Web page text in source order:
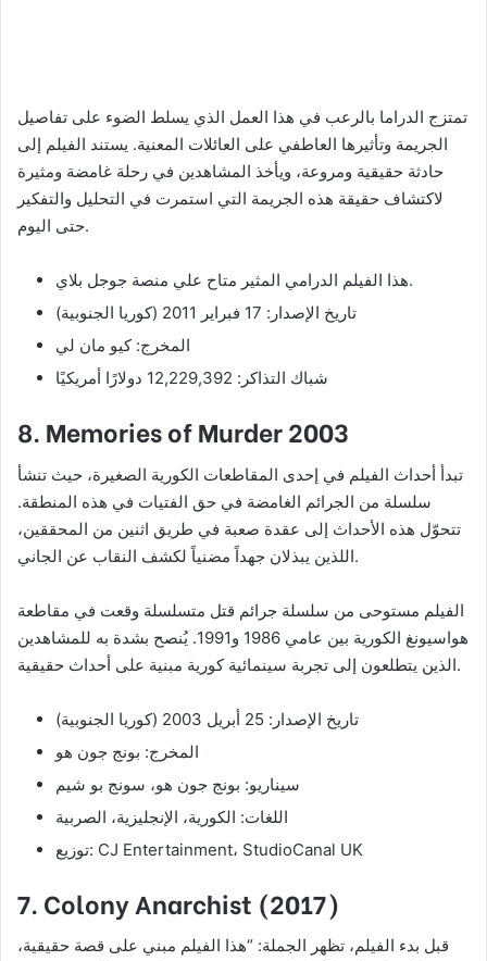
تمتزج الدراما بالرعب في هذا العمل الذي يسلط الضوء على تفاصيل
الجريمة وتأثيرها العاطفي على العائلات المعنية. يستند الفيلم إلى
حادثة حقيقية ومروعة، ويأخذ المشاهدين في رحلة غامضة ومثيرة
لاكتشاف حقيقة هذه الجريمة التي استمرت في التحليل والتفكير
حتى اليوم.
هذا الفيلم الدرامي المثير متاح علي منصة جوجل بلاي.
تاريخ الإصدار: 17 فبراير 2011 (كوريا الجنوبية)
المخرج: كيو مان لي
شباك التذاكر: 12,229,392 دولارًا أمريكيًا
8. Memories of Murder 2003
تبدأ أحداث الفيلم في إحدى المقاطعات الكورية الصغيرة، حيث تنشأ
سلسلة من الجرائم الغامضة في حق الفتيات في هذه المنطقة.
تتحوّل هذه الأحداث إلى عقدة صعبة في طريق اثنين من المحققين،
اللذين يبذلان جهداً مضنياً لكشف النقاب عن الجاني.
الفيلم مستوحى من سلسلة جرائم قتل متسلسلة وقعت في مقاطعة
هواسيونغ الكورية بين عامي 1986 و1991. يُنصح بشدة به للمشاهدين
الذين يتطلعون إلى تجربة سينمائية كورية مبنية على أحداث حقيقية.
تاريخ الإصدار: 25 أبريل 2003 (كوريا الجنوبية)
المخرج: بونج جون هو
سيناريو: بونج جون هو، سونج بو شيم
اللغات: الكورية، الإنجليزية، الصربية
توزيع: CJ Entertainment، StudioCanal UK
7. Colony Anarchist (2017)
قبل بدء الفيلم، تظهر الجملة: “هذا الفيلم مبني على قصة حقيقية،